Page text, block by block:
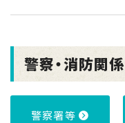
警察・消防関係
警察署等